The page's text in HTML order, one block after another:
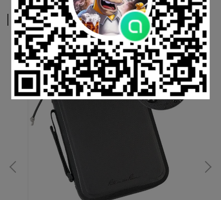
相關商品